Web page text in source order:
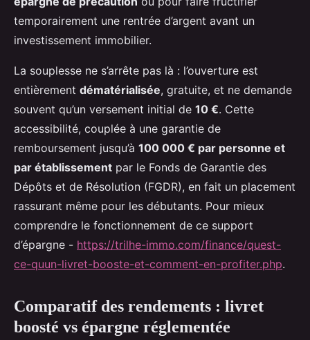
temporairement une rentrée d’argent avant un
investissement immobilier.
La souplesse ne s’arrête pas là : l’ouverture est
entièrement dématérialisée, gratuite, et ne demande
souvent qu’un versement initial de 10 €. Cette
accessibilité, couplée à une garantie de
remboursement jusqu’à 100 000 € par personne et
par établissement par le Fonds de Garantie des
Dépôts et de Résolution (FGDR), en fait un placement
rassurant même pour les débutants. Pour mieux
comprendre le fonctionnement de ce support
d’épargne - https://trilhe-immo.com/finance/quest-
ce-quun-livret-booste-et-comment-en-profiter.php.
Comparatif des rendements : livret
boosté vs épargne réglementée